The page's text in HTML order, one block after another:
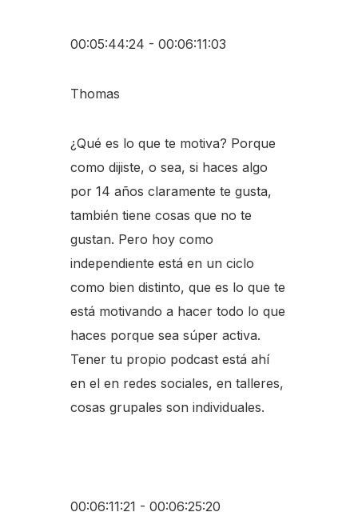
00:05:44:24 - 00:06:11:03
Thomas
¿Qué es lo que te motiva? Porque
como dijiste, o sea, si haces algo
por 14 años claramente te gusta,
también tiene cosas que no te
gustan. Pero hoy como
independiente está en un ciclo
como bien distinto, que es lo que te
está motivando a hacer todo lo que
haces porque sea súper activa.
Tener tu propio podcast está ahí
en el en redes sociales, en talleres,
cosas grupales son individuales.
00:06:11:21 - 00:06:25:20